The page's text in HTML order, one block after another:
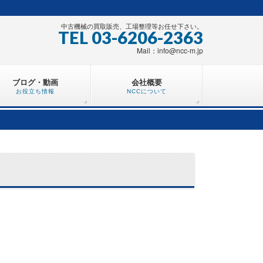
中古機械の買取販売、工場整理等お任せ下さい。
TEL 03-6206-2363
Mail：info@ncc-m.jp
ブログ・動画
お役立ち情報
会社概要
NCCについて